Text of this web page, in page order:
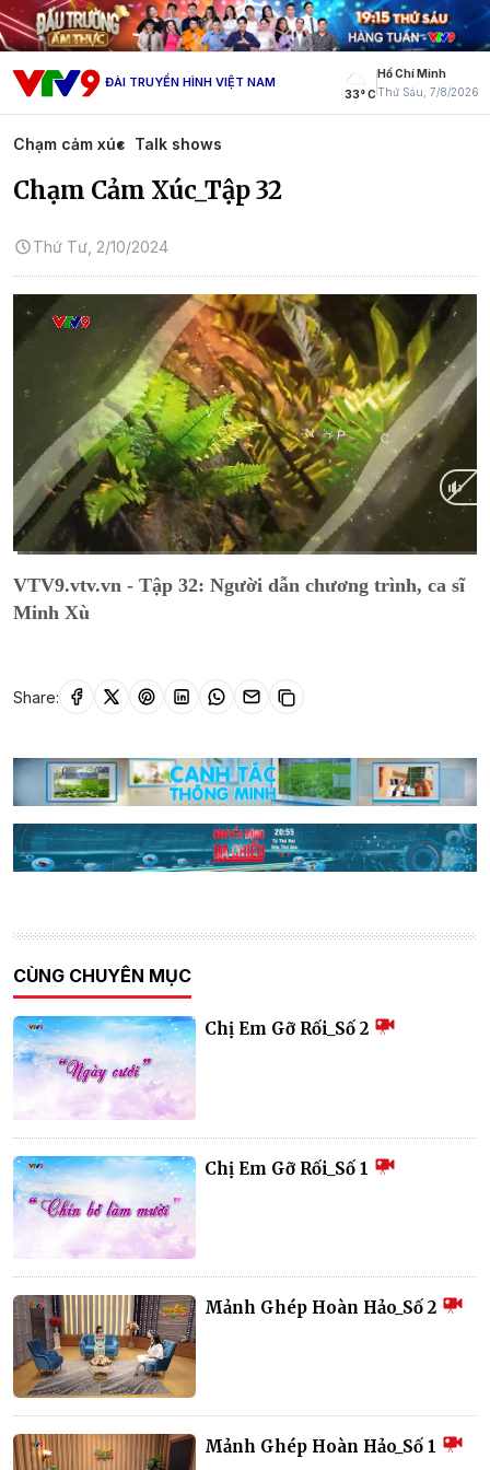
ĐÀI TRUYỀN HÌNH VIỆT NAM
33° C
Hồ Chí Minh
Thứ Sáu, 7/8/2026
Chạm cảm xúc Talk shows
Chạm Cảm Xúc_Tập 32
Thứ Tư, 2/10/2024
Time
VTV9.vtv.vn - Tập 32: Người dẫn chương trình, ca sĩ
Minh Xù
Share:
CÙNG CHUYÊN MỤC
Chị Em Gỡ Rối_Số 2
Chị Em Gỡ Rối_Số 1
Mảnh Ghép Hoàn Hảo_Số 2
Mảnh Ghép Hoàn Hảo_Số 1